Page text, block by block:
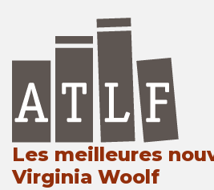
Les meilleures
Virginia Woolf